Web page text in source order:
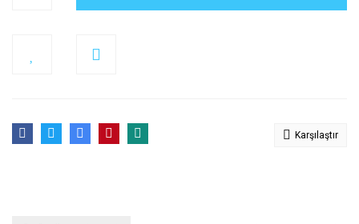
Karşılaştır